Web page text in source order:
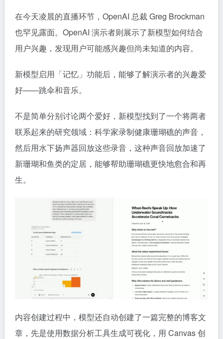
在今天凌晨的直播环节，OpenAI 总裁 Greg Brockman
也罕见露面。OpenAI 演示者则展示了新模型如何结合
用户兴趣，发现用户可能感兴趣但尚未知道的内容。
新模型启用「记忆」功能后，能够了解演示者的兴趣爱
好——跳伞和音乐。
不是简单分别讨论两个爱好，新模型找到了一个将两者
联系起来的研究领域：科学家录制健康珊瑚礁的声音，
然后用水下扬声器回放这些录音，这种声音回放加速了
新珊瑚和鱼类的定居，能够帮助珊瑚礁更快地愈合和再
生。
内容创建过程中，模型还自动创建了一篇完整的博客文
章，先是使用数据分析工具生成可视化，用 Canvas 创